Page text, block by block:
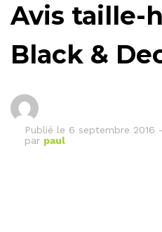
Avis taille-
Black &
Publié le 6 septembre 2016 -
par paul